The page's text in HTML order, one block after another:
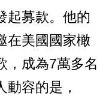
起募款。他的
在美國國家橄
，成為7萬多名
容的是，